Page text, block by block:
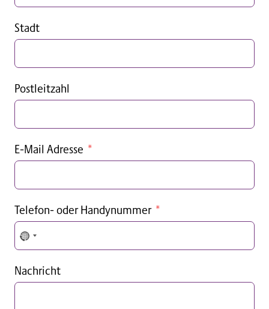
Stadt
Postleitzahl
E-Mail Adresse
Telefon- oder Handynummer
N
o
c
o
Nachricht